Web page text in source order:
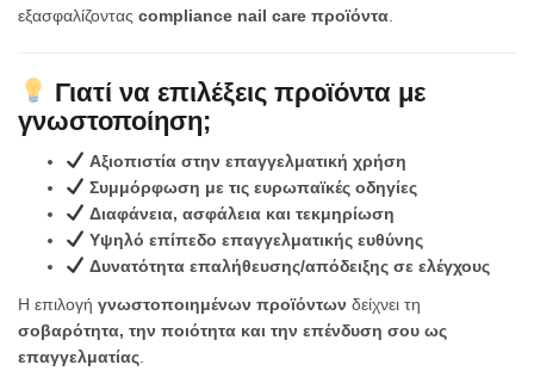
εξασφαλίζοντας compliance nail care προϊόντα
Γιατί να επιλέξεις προϊόντα με
γνωστοποίηση;
Αξιοπιστία στην επαγγελματική χρήση
Συμμόρφωση με τις ευρωπαϊκές οδηγίες
Διαφάνεια, ασφάλεια και τεκμηρίωση
Υψηλό επίπεδο επαγγελματικής ευθύνης
Δυνατότητα επαλήθευσης/απόδειξης σε ελέγχους
Η επιλογή γνωστοποιημένων προϊόντων δείχνει τη
σοβαρότητα, την ποιότητα και την επένδυση σου ως
επαγγελματίας